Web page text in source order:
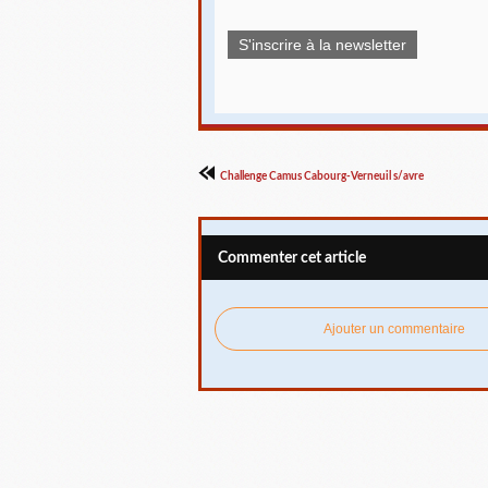
S'inscrire à la newsletter
Challenge Camus Cabourg-Verneuil s/avre
Commenter cet article
Ajouter un commentaire